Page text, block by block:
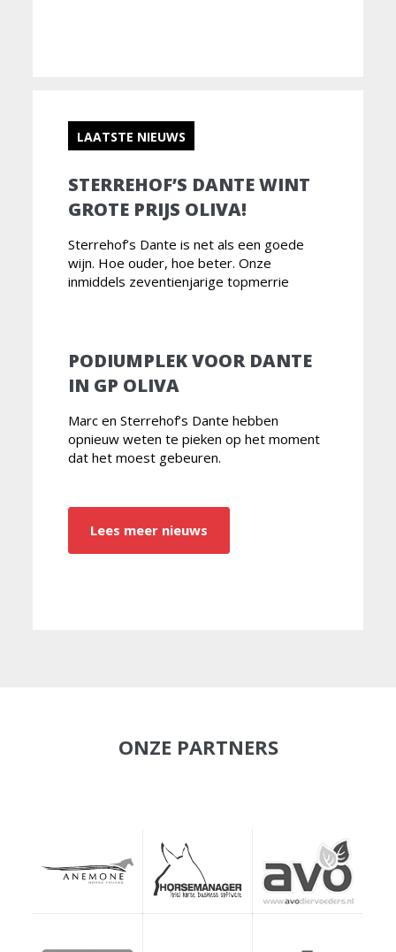
LAATSTE NIEUWS
STERREHOF’S DANTE WINT
GROTE PRIJS OLIVA!
Sterrehof’s Dante is net als een goede
wijn. Hoe ouder, hoe beter. Onze
inmiddels zeventienjarige topmerrie
PODIUMPLEK VOOR DANTE
IN GP OLIVA
Marc en Sterrehof’s Dante hebben
opnieuw weten te pieken op het moment
dat het moest gebeuren.
Lees meer nieuws
ONZE PARTNERS